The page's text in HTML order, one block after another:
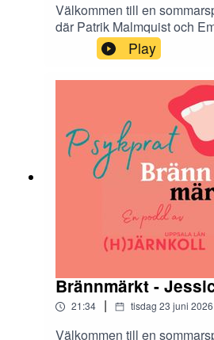
Välkommen till en
där Patrik Malmquist och
de tolv
antologin Brännmärkt.
stigma och den innehåller
bild. I podcasten får vi höra
Play
Brännmärkt -
21:34 | tisdag 23 juni 2026
Välkommen till en